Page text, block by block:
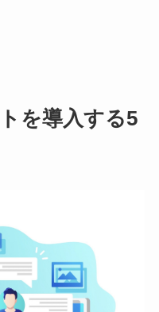
を導入する5